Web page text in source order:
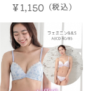
×チュール ブラ＆
ショーツ
￥1,150